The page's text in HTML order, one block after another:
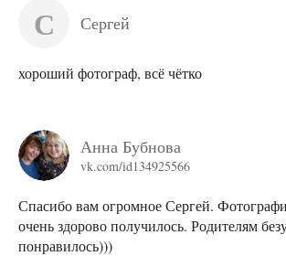
С Сергей
хороший фотограф, всё чётко
Анна Бубнова
vk.com/id134925566
Спасибо вам огромное Сергей.
очень здорово получилось. Родителям
понравилось)))